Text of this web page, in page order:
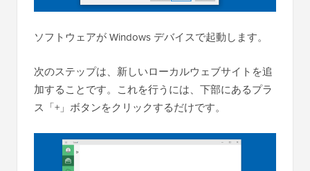
ソフトウェアが Windows デバイスで起動します。
次のステップは、新しいローカルウェブサイトを追
加することです。これを行うには、下部にあるプラ
ス「+」ボタンをクリックするだけです。